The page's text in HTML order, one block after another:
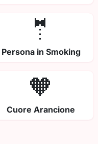
🤵
Persona in Smoking
🧡
Cuore Arancione